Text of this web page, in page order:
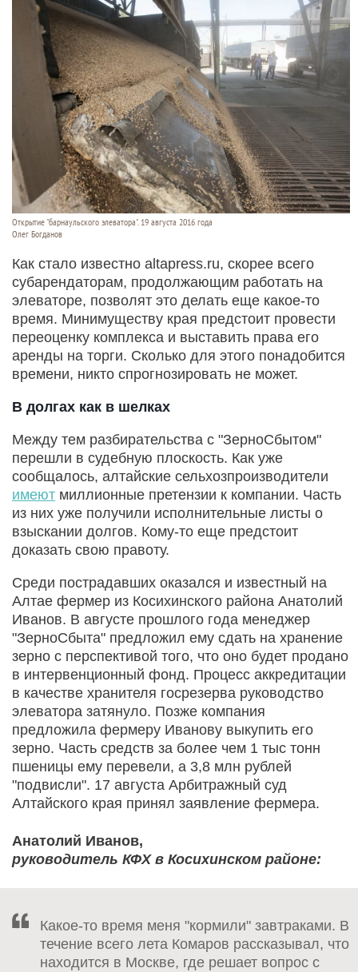
Открытие "барнаульского элеватора". 19 августа 2016 года
Олег Богданов
Как стало известно altapress.ru, скорее всего
субарендаторам, продолжающим работать на
элеваторе, позволят это делать еще какое-то
время. Минимуществу края предстоит провести
переоценку комплекса и выставить права его
аренды на торги. Сколько для этого понадобится
времени, никто спрогнозировать не может.
В долгах как в шелках
Между тем разбирательства с "ЗерноСбытом"
перешли в судебную плоскость. Как уже
сообщалось, алтайские сельхозпроизводители
имеют миллионные претензии к компании. Часть
из них уже получили исполнительные листы о
взыскании долгов. Кому-то еще предстоит
доказать свою правоту.
Среди пострадавших оказался и известный на
Алтае фермер из Косихинского района Анатолий
Иванов. В августе прошлого года менеджер
"ЗерноСбыта" предложил ему сдать на хранение
зерно с перспективой того, что оно будет продано
в интервенционный фонд. Процесс аккредитации
в качестве хранителя госрезерва руководство
элеватора затянуло. Позже компания
предложила фермеру Иванову выкупить его
зерно. Часть средств за более чем 1 тыс тонн
пшеницы ему перевели, а 3,8 млн рублей
"подвисли". 17 августа Арбитражный суд
Алтайского края принял заявление фермера.
Анатолий Иванов,
руководитель КФХ в Косихинском районе:
Какое-то время меня "кормили" завтраками. В
течение всего лета Комаров рассказывал, что
находится в Москве, где решает вопрос с